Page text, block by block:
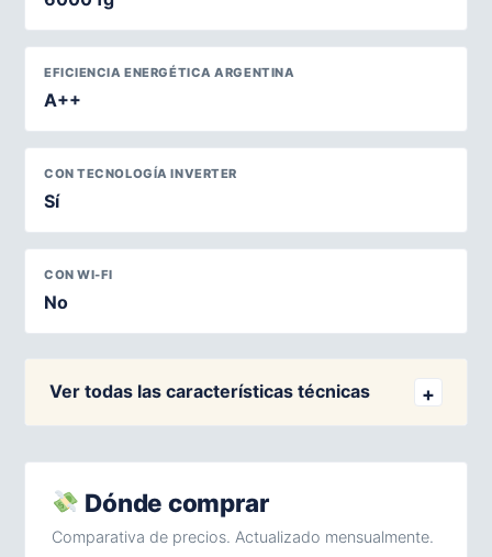
EFICIENCIA ENERGÉTICA ARGENTINA
A++
CON TECNOLOGÍA INVERTER
Sí
CON WI-FI
No
Ver todas las características técnicas
Dónde comprar
Comparativa de precios. Actualizado mensualmente.